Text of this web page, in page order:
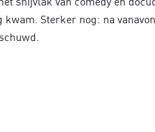
kwam. Sterker nog: na